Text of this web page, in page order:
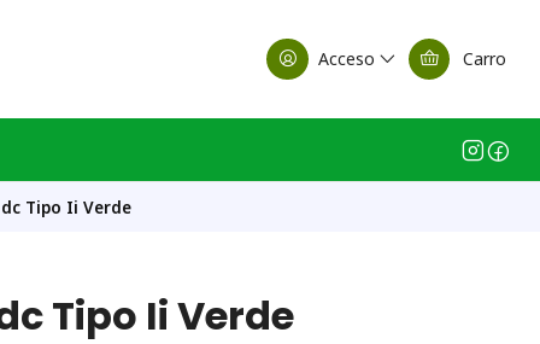
Acceso Carro
Tipo Ii Verde
Tipo Ii Verde